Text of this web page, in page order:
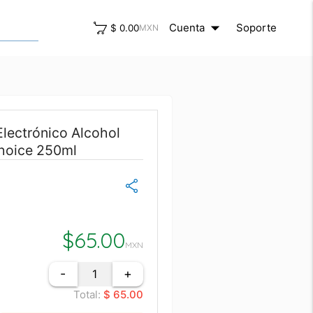
$ 0.00MXN Cuenta arrow_drop_down Soporte
Alcohol
250ml
$65.00MXN
- +
Total:$ 65.00